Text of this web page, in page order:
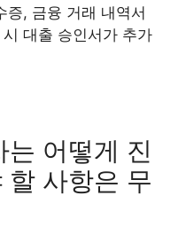
증, 금융 거래 내역서
대출 승인서가 추가
어떻게 진
할 사항은 무